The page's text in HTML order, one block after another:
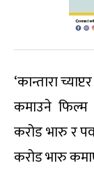
‘कान्तारा
कमाउने फिल्म
करोड भारु र
करोड भारु